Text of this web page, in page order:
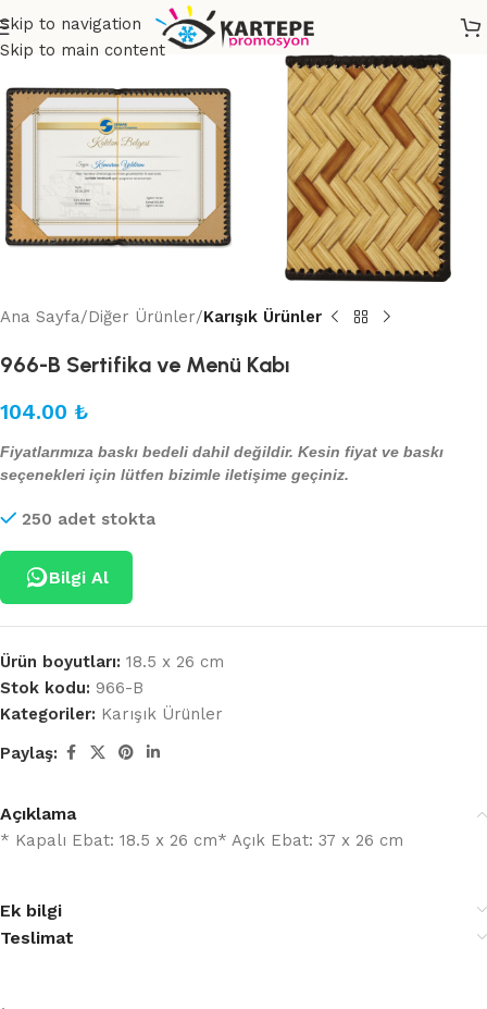
Skip to navigation
Skip to main content
Ana Sayfa Diğer Ürünler Karışık Ürünler
966-B Sertifika ve Menü Kabı
104.00 ₺
Fiyatlarımıza baskı bedeli dahil değildir. Kesin fiyat ve baskı
seçenekleri için lütfen bizimle iletişime geçiniz.
250 adet stokta
Bilgi Al
Ürün boyutları: 18.5 x 26 cm
Stok kodu: 966-B
Kategoriler: Karışık Ürünler
Paylaş:
Açıklama
* Kapalı Ebat: 18.5 x 26 cm* Açık Ebat: 37 x 26 cm
Ek bilgi
Teslimat